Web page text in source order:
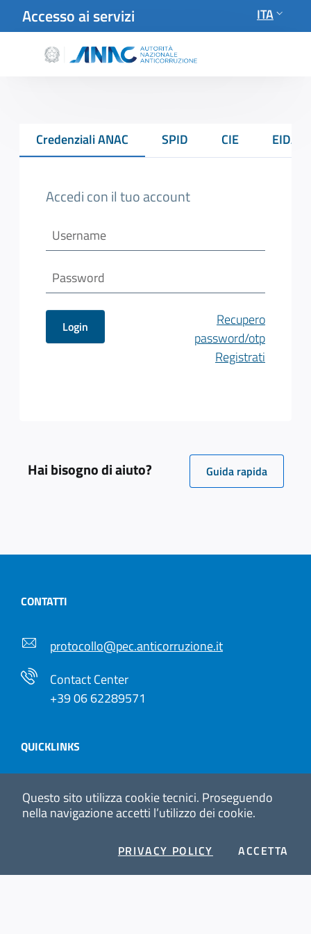
Vai al contenuto principale
Vai al footer
Accesso ai servizi ITA
Credenziali ANAC SPID CIE EIDAS
Accedi con il tuo account
Recupero
password/otp
Registrati
Questo sito utilizza cookie tecnici. Proseguendo
nella navigazione accetti l’utilizzo dei cookie.
PRIVACY POLICY COOKIEACCETTA
Hai bisogno di aiuto? Guida rapida
CONTATTI
protocollo@pec.anticorruzione.it
Contact Center
+39 06 62289571
QUICKLINKS
Portale istituzionale
Portale servizi